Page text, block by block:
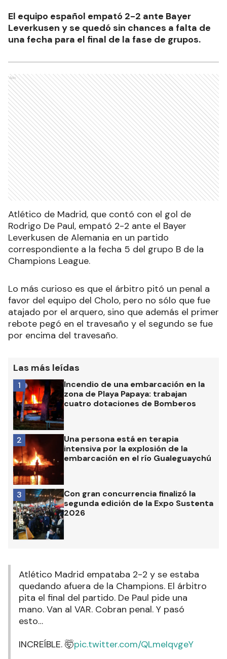
El equipo español empató 2-2 ante Bayer
Leverkusen y se quedó sin chances a falta de
una fecha para el final de la fase de grupos.
Ads
Atlético de Madrid, que contó con el gol de
Rodrigo De Paul, empató 2-2 ante el Bayer
Leverkusen de Alemania en un partido
correspondiente a la fecha 5 del grupo B de la
Champions League.
Lo más curioso es que el árbitro pitó un penal a
favor del equipo del Cholo, pero no sólo que fue
atajado por el arquero, sino que además el primer
rebote pegó en el travesaño y el segundo se fue
por encima del travesaño.
Las más leídas
Incendio de una embarcación en la
zona de Playa Papaya: trabajan
cuatro dotaciones de Bomberos
1
Una persona está en terapia
intensiva por la explosión de la
embarcación en el río Gualeguaychú
2
Con gran concurrencia finalizó la
segunda edición de la Expo Sustenta
2026
3
Atlético Madrid empataba 2-2 y se estaba
quedando afuera de la Champions. El árbitro
pita el final del partido. De Paul pide una
mano. Van al VAR. Cobran penal. Y pasó
esto…
INCREÍBLE. 🤯pic.twitter.com/QLmeIqvgeY